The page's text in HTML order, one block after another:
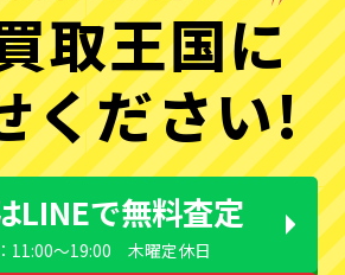
取王国に
ください!
LINEで無料査定
11:00〜19:00 木曜定休日